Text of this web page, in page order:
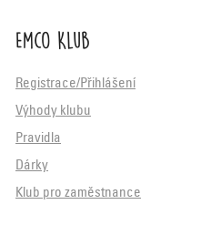
Emco Klub
Registrace/Přihlášení
Výhody klubu
Pravidla
Dárky
Klub pro zaměstnance